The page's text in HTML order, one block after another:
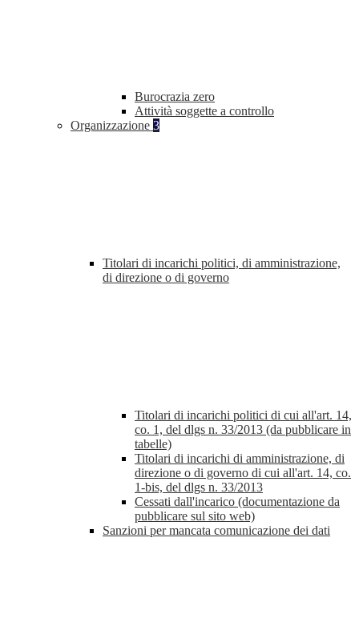
Burocrazia zero
Attività soggette a controllo
Organizzazione 3
Titolari di incarichi politici, di amministrazione,
di direzione o di governo
Titolari di incarichi politici di cui all'art. 14,
co. 1, del dlgs n. 33/2013 (da pubblicare in
tabelle)
Titolari di incarichi di amministrazione, di
direzione o di governo di cui all'art. 14, co.
1-bis, del dlgs n. 33/2013
Cessati dall'incarico (documentazione da
pubblicare sul sito web)
Sanzioni per mancata comunicazione dei dati